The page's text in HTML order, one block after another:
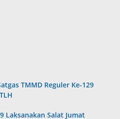
TMMD Reguler Ke-129
Laksanakan Salat Jumat